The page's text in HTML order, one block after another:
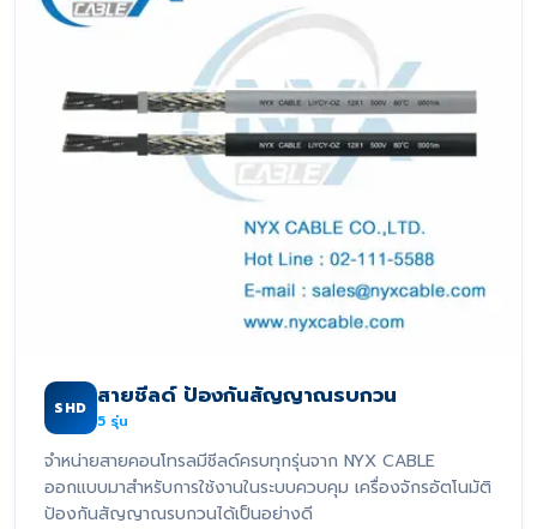
SHD สายชีลด์ ป้องกันสัญญาณรบกวน
5 รุ่น
จำหน่ายสายคอนโทรลมีชีลด์ครบทุกรุ่นจาก NYX CABLE
ออกแบบมาสำหรับการใช้งานในระบบควบคุม เครื่องจักรอัตโนมัติ
ป้องกันสัญญาณรบกวนได้เป็นอย่างดี